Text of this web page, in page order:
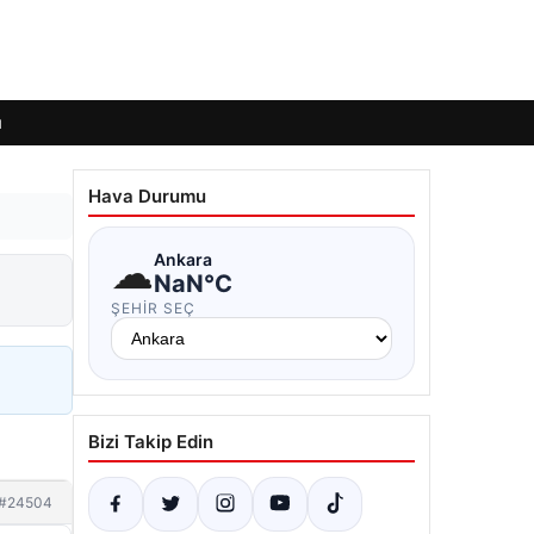
Hava Durumu
☁Ankara
NaN°C
ŞEHIR SEÇ
Bizi Takip Edin